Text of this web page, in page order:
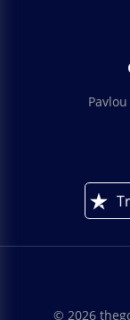
© 2026